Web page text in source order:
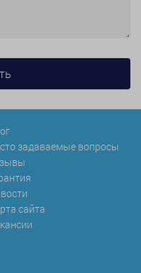
задаваемые вопросы
сайта